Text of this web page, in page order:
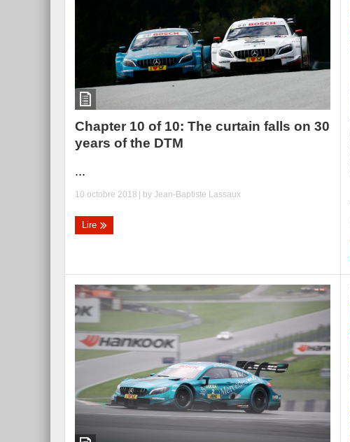
Chapter 10 of 10: The curtain falls on 30
years of the DTM
...
10 octobre 2018 | by Jean-Baptiste Lassaux
Lire